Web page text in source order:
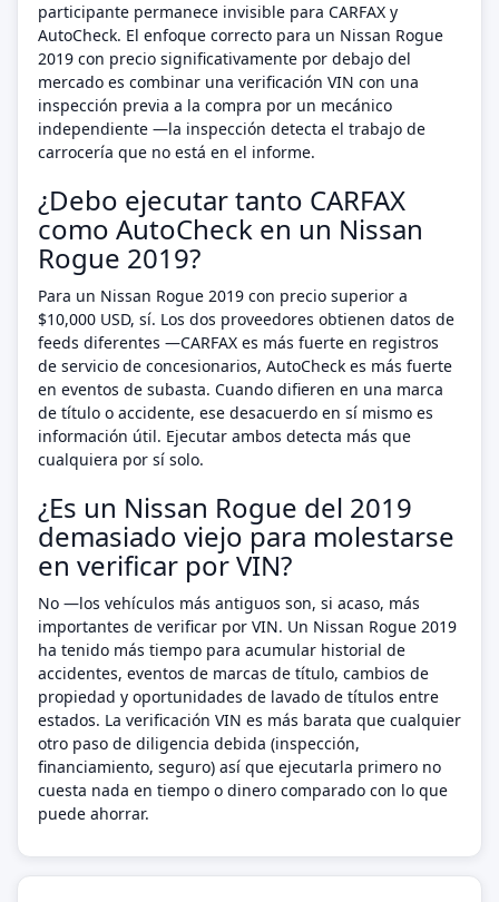
participante permanece invisible para CARFAX y
AutoCheck. El enfoque correcto para un Nissan Rogue
2019 con precio significativamente por debajo del
mercado es combinar una verificación VIN con una
inspección previa a la compra por un mecánico
independiente —la inspección detecta el trabajo de
carrocería que no está en el informe.
¿Debo ejecutar tanto CARFAX
como AutoCheck en un Nissan
Rogue 2019?
Para un Nissan Rogue 2019 con precio superior a
$10,000 USD, sí. Los dos proveedores obtienen datos de
feeds diferentes —CARFAX es más fuerte en registros
de servicio de concesionarios, AutoCheck es más fuerte
en eventos de subasta. Cuando difieren en una marca
de título o accidente, ese desacuerdo en sí mismo es
información útil. Ejecutar ambos detecta más que
cualquiera por sí solo.
¿Es un Nissan Rogue del 2019
demasiado viejo para molestarse
en verificar por VIN?
No —los vehículos más antiguos son, si acaso, más
importantes de verificar por VIN. Un Nissan Rogue 2019
ha tenido más tiempo para acumular historial de
accidentes, eventos de marcas de título, cambios de
propiedad y oportunidades de lavado de títulos entre
estados. La verificación VIN es más barata que cualquier
otro paso de diligencia debida (inspección,
financiamiento, seguro) así que ejecutarla primero no
cuesta nada en tiempo o dinero comparado con lo que
puede ahorrar.